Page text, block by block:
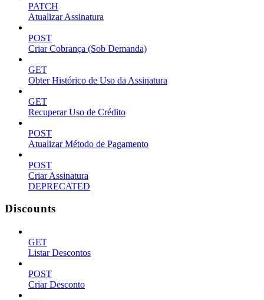
PATCH
Atualizar Assinatura
POST
Criar Cobrança (Sob Demanda)
GET
Obter Histórico de Uso da Assinatura
GET
Recuperar Uso de Crédito
POST
Atualizar Método de Pagamento
POST
Criar Assinatura
DEPRECATED
Discounts
GET
Listar Descontos
POST
Criar Desconto